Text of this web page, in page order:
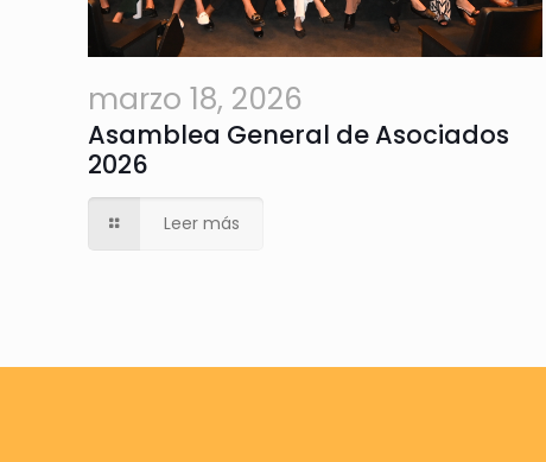
marzo 18, 2026
Asamblea General de Asociados
2026
Leer más